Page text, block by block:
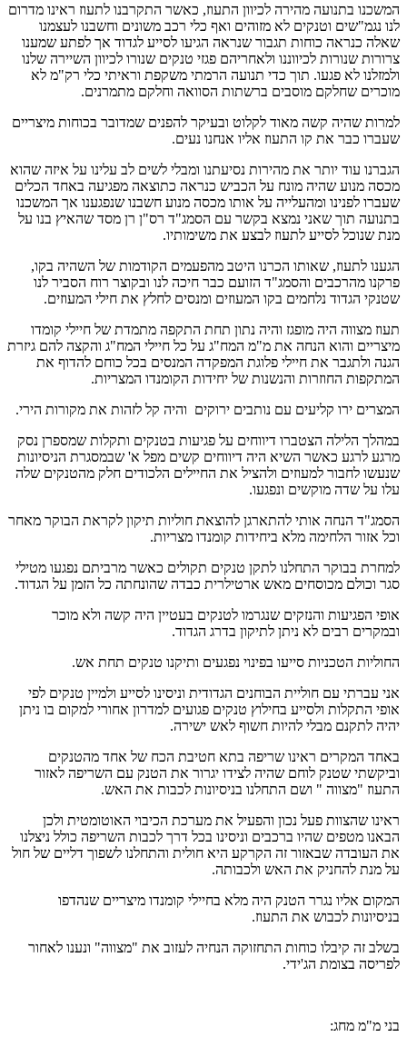
המשכנו בתנועה מהירה לכיוון התעוז, כאשר התקרבנו לתעוז ראינו מדרום
לנו נגמ"שים וטנקים לא מזוהים ואף כלי רכב משונים וחשבנו לעצמנו
שאלה כנראה כוחות תגבור שנראה הגיעו לסייע לגדוד אך לפתע שמענו
צרורות שנורות לכיווננו ולאחריהם פגזי טנקים שנורו לכיוון השיירה שלנו
ולמזלנו לא פגעו. תוך כדי תנועה הרמתי משקפת וראיתי כלי רק"מ לא
מוכרים שחלקם מוסבים ברשתות הסוואה וחלקם מתמרנים.
למרות שהיה קשה מאוד לקלוט ובעיקר להפנים שמדובר בכוחות מיצריים
שעברו כבר את קו התעוז אליו אנחנו נעים.
הגברנו עוד יותר את מהירות נסיעתנו ומבלי לשים לב עלינו על איזה שהוא
מכסה מנוע שהיה מונח על הכביש כנראה כתוצאה מפגיעה באחד הכלים
שעברו לפנינו ומהעלייה על אותו מכסה מנוע חשבנו שנפגענו אך המשכנו
בתנועה תוך שאני נמצא בקשר עם הסמג"ד רס"ן רן מסד שהאיץ בנו על
מנת שנוכל לסייע לתעוז לבצע את משימותיו.
הגענו לתעוז, שאותו הכרנו היטב מהפעמים הקודמות של השהיה בקו,
פרקנו מהרכבים והסמג"ד הזועם כבר חיכה לנו ובקוצר רוח הסביר לנו
שטנקי הגדוד נלחמים בקו המעוזים ומנסים לחלץ את חילי המעוזים.
תעוז מצווה היה מופגז והיה נתון תחת התקפה מתמדת של חיילי קומדו
מיצריים והוא הנחה את מ"מ המח"ג על כל חיילי המח"ג והקצה להם גיזרת
הגנה ולתגבר את חיילי פלוגת המפקדה המנסים בכל כוחם להדוף את
המתקפות החוזרות והנשנות של יחידות הקומנדו המצריות.
המצרים ירו קליעים עם נותבים ירוקים והיה קל לזהות את מקורות הירי.
במהלך הלילה הצטברו דיווחים על פגיעות בטנקים ותקלות שמספרן נסק
מרגע לרגע כאשר השיא היה דיווחים קשים מפל א' שבמסגרת הניסיונות
שנעשו לחבור למעוזים ולהציל את החיילים הלכודים חלק מהטנקים שלה
עלו על שדה מוקשים ונפגעו.
הסמג"ד הנחה אותי להתארגן להוצאת חוליות תיקון לקראת הבוקר מאחר
וכל אזור הלחימה מלא ביחידות קומנדו מצריות.
למחרת בבוקר התחלנו לתקן טנקים תקולים כאשר מרביתם נפגעו מטילי
סגר וכולם מכוסחים מאש ארטילרית כבדה שהונחתה כל הזמן על הגדוד.
אופי הפגיעות והנזקים שנגרמו לטנקים בעטיין היה קשה ולא מוכר
ובמקרים רבים לא ניתן לתיקון בדרג הגדוד.
החוליות הטכניות סייעו בפינוי נפגעים ותיקנו טנקים תחת אש.
אני עברתי עם חוליית הבוחנים הגדודית וניסינו לסייע ולמיין טנקים לפי
אופי התקלות ולסייע בחילוץ טנקים פגועים למדרון אחורי למקום בו ניתן
יהיה לתקנם מבלי להיות חשוף לאש ישירה.
באחד המקרים ראינו שריפה בתא חטיבת הכח של אחד מהטנקים
וביקשתי שטנק לוחם שהיה לצידו יגרור את הטנק עם השריפה לאזור
התעוז "מצווה " ושם התחלנו בניסיונות לכבות את האש.
ראינו שהצוות פעל נכון והפעיל את מערכת הכיבוי האוטומטית ולכן
הבאנו מטפים שהיו ברכבים וניסינו בכל דרך לכבות השריפה כולל ניצלנו
את העובדה שבאזור זה הקרקע היא חולית והתחלנו לשפוך דליים של חול
על מנת להחניק את האש ולכבותה.
המקום אליו נגרר הטנק היה מלא בחיילי קומנדו מיצריים שנהדפו
בניסיונות לכבוש את התעוז.
בשלב זה קיבלו כוחות התחזוקה הנחיה לעזוב את "מצווה" ונענו לאחור
לפריסה בצומת הג'ידי.
בני מ"מ מחג: